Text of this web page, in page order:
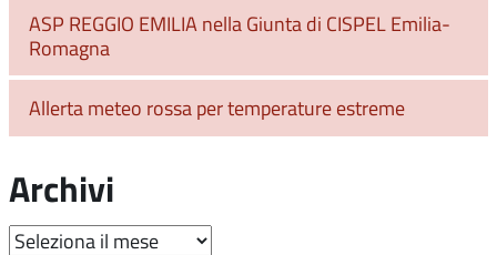
ASP REGGIO EMILIA nella Giunta di CISPEL Emilia-
Romagna
Allerta meteo rossa per temperature estreme
Archivi
Archivi